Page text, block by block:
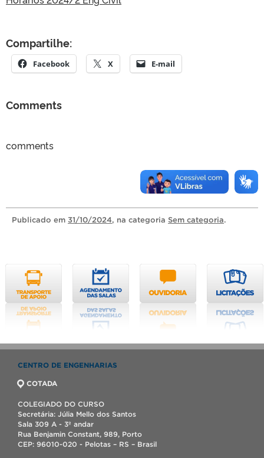
Compartilhe:
Facebook X E-mail
Comments
comments
Publicado em 31/10/2024, na categoria Sem categoria.
CENTRO DE ENGENHARIAS
COTADA
COLEGIADO DO CURSO
Secretária: Júlia Mello dos Santos
Sala 309 A - 3º andar
Rua Benjamin Constant, 989, Porto
CEP: 96010-020 - Pelotas – RS – Brasil